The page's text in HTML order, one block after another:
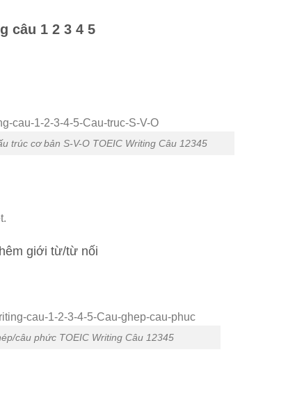
câu 1 2 3 4 5
trúc cơ bản S-V-O TOEIC Writing Câu 12345
giới từ/từ nối
câu phức TOEIC Writing Câu 12345